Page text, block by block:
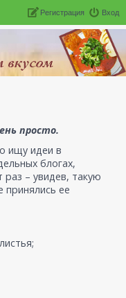
Вход
Регистрация
просто.
ищу идеи в
блогах,
раз – увидев, такую
ее